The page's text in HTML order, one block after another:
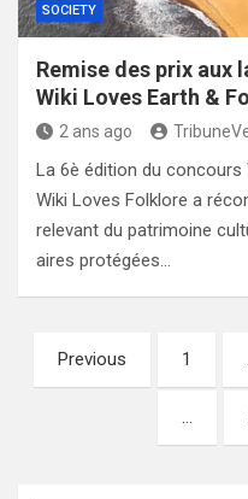
SOCIETY
Remise des prix aux
Wiki Loves Earth &
2 ans ago
La 6è édition du concours
Wiki Loves Folklore a
relevant du patrimoine
aires protégées…
Pagination
des
publications
Previous 1
…